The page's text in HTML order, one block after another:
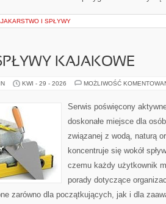
I SPŁYWY
KAJAKOWE
KWI - 29 - 2026 MOŻLIWOŚĆ
Serwis poświęcony
doskonałe miejsce dla
związanej z wodą, naturą
koncentruje się wokół
czemu każdy użytkownik
porady dotyczące
zarówno dla początkujących, jak i dla